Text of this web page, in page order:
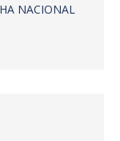
NACIONAL